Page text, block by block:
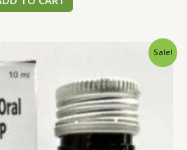
Sale!
price
was:
$45.00.